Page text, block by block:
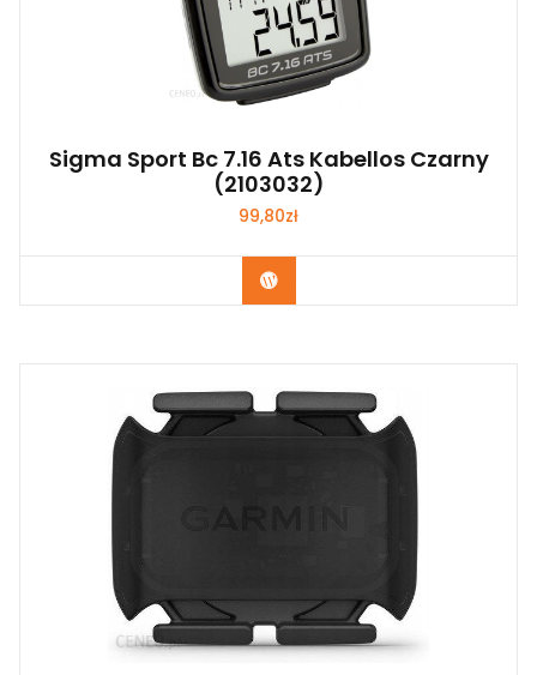
Sigma Sport Bc 7.16 Ats Kabellos Czarny
(2103032)
99,80zł
Kup Teraz